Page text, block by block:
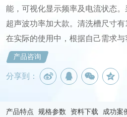
能，可视化显示频率及电流状态。
超声波功率加大款。清洗槽尺寸有
在实际的使用中，根据自己需求与
产品咨询
分享到：
产品特点 规格参数 资料下载 成功案